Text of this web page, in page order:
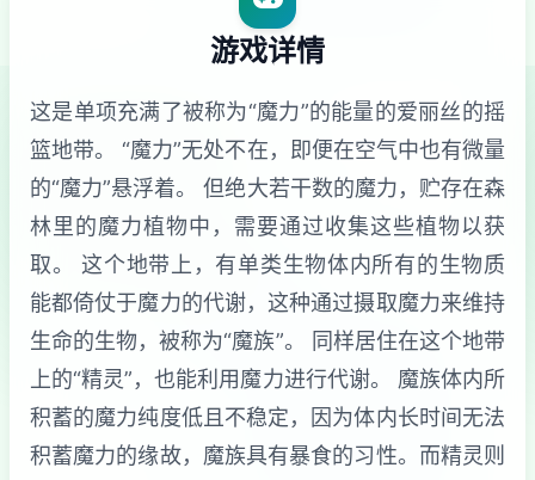
游戏详情
这是单项充满了被称为“魔力”的能量的爱丽丝的摇
篮地带。 “魔力”无处不在，即便在空气中也有微量
的“魔力”悬浮着。 但绝大若干数的魔力，贮存在森
林里的魔力植物中，需要通过收集这些植物以获
取。 这个地带上，有单类生物体内所有的生物质
能都倚仗于魔力的代谢，这种通过摄取魔力来维持
生命的生物，被称为“魔族”。 同样居住在这个地带
上的“精灵”，也能利用魔力进行代谢。 魔族体内所
积蓄的魔力纯度低且不稳定，因为体内长时间无法
积蓄魔力的缘故，魔族具有暴食的习性。而精灵则